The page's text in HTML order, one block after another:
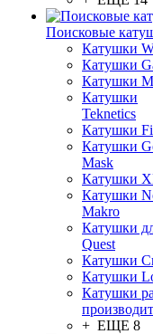
Поисковые
Катушки
Катушки
Катушки
Катушки
Teknetics
Катушки
Катушки
Mask
Катушки
Катушки
Makro
Катушки
Quest
Катушки
Катушки
Катушки
+ ЕЩЕ 8